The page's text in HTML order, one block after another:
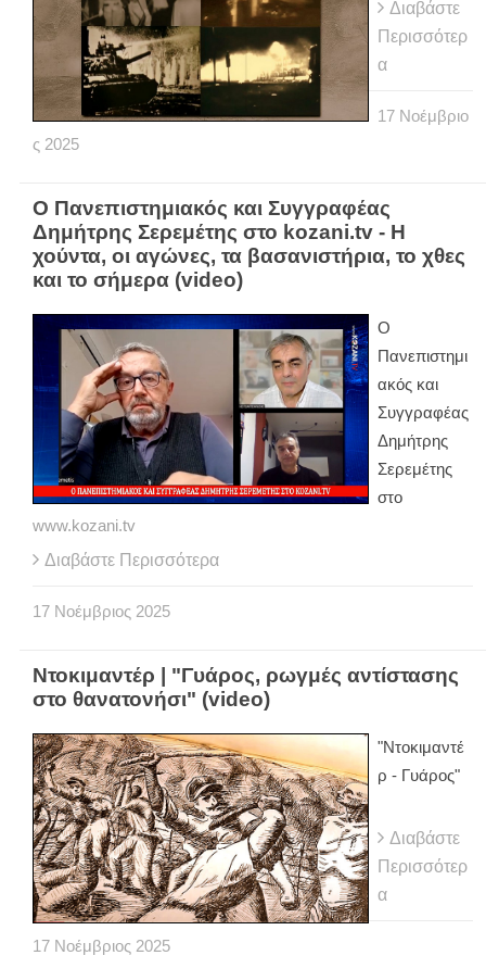
Διαβάστε
Περισσότερ
α
17 Νοέμβριο
ς 2025
O Πανεπιστημιακός και Συγγραφέας
Δημήτρης Σερεμέτης στο kozani.tv - Η
χούντα, οι αγώνες, τα βασανιστήρια, το χθες
και το σήμερα (video)
O
Πανεπιστημι
ακός και
Συγγραφέας
Δημήτρης
Σερεμέτης
στο
www.kozani.tv
Διαβάστε Περισσότερα
17 Νοέμβριος 2025
Ντοκιμαντέρ | "Γυάρος, ρωγμές αντίστασης
στο θανατονήσι" (video)
"Ντοκιμαντέ
ρ - Γυάρος"
Διαβάστε
Περισσότερ
α
17 Νοέμβριος 2025